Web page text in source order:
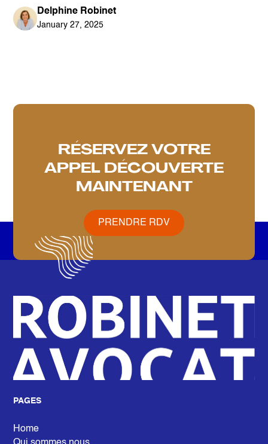
Delphine Robinet
January 27, 2025
RÉSERVEZ VOTRE
APPEL DÉCOUVERTE
MAINTENANT
PRENDRE RDV
PAGES
Home